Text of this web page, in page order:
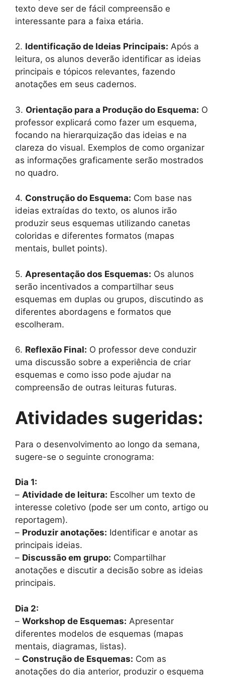
texto deve ser de fácil compreensão e
interessante para a faixa etária.
2. Identificação de Ideias Principais: Após a
leitura, os alunos deverão identificar as ideias
principais e tópicos relevantes, fazendo
anotações em seus cadernos.
3. Orientação para a Produção do Esquema: O
professor explicará como fazer um esquema,
focando na hierarquização das ideias e na
clareza do visual. Exemplos de como organizar
as informações graficamente serão mostrados
no quadro.
4. Construção do Esquema: Com base nas
ideias extraídas do texto, os alunos irão
produzir seus esquemas utilizando canetas
coloridas e diferentes formatos (mapas
mentais, bullet points).
5. Apresentação dos Esquemas: Os alunos
serão incentivados a compartilhar seus
esquemas em duplas ou grupos, discutindo as
diferentes abordagens e formatos que
escolheram.
6. Reflexão Final: O professor deve conduzir
uma discussão sobre a experiência de criar
esquemas e como isso pode ajudar na
compreensão de outras leituras futuras.
Atividades sugeridas:
Para o desenvolvimento ao longo da semana,
sugere-se o seguinte cronograma:
Dia 1:
– Atividade de leitura: Escolher um texto de
interesse coletivo (pode ser um conto, artigo ou
reportagem).
– Produzir anotações: Identificar e anotar as
principais ideias.
– Discussão em grupo: Compartilhar
anotações e discutir a decisão sobre as ideias
principais.
Dia 2:
– Workshop de Esquemas: Apresentar
diferentes modelos de esquemas (mapas
mentais, diagramas, listas).
– Construção de Esquemas: Com as
anotações do dia anterior, produzir o esquema